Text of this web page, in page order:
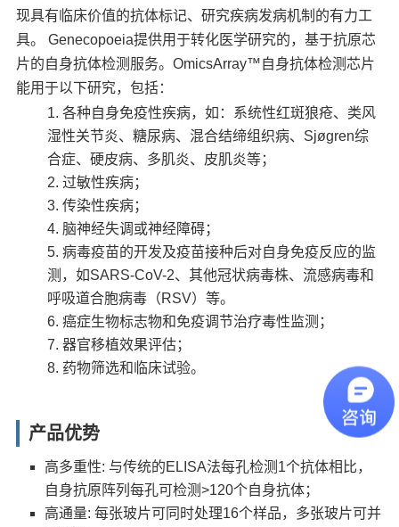
现具有临床价值的抗体标记、研究疾病发病机制的有力工
具。 Genecopoeia提供用于转化医学研究的，基于抗原芯
片的自身抗体检测服务。OmicsArray™自身抗体检测芯片
能用于以下研究，包括：
各种自身免疫性疾病，如：系统性红斑狼疮、类风
湿性关节炎、糖尿病、混合结缔组织病、Sjøgren综
合症、硬皮病、多肌炎、皮肌炎等；
过敏性疾病；
传染性疾病；
脑神经失调或神经障碍；
病毒疫苗的开发及疫苗接种后对自身免疫反应的监
测，如SARS-CoV-2、其他冠状病毒株、流感病毒和
呼吸道合胞病毒（RSV）等。
癌症生物标志物和免疫调节治疗毒性监测；
器官移植效果评估；
药物筛选和临床试验。
产品优势
高多重性: 与传统的ELISA法每孔检测1个抗体相比，
自身抗原阵列每孔可检测>120个自身抗体；
高通量: 每张玻片可同时处理16个样品，多张玻片可并